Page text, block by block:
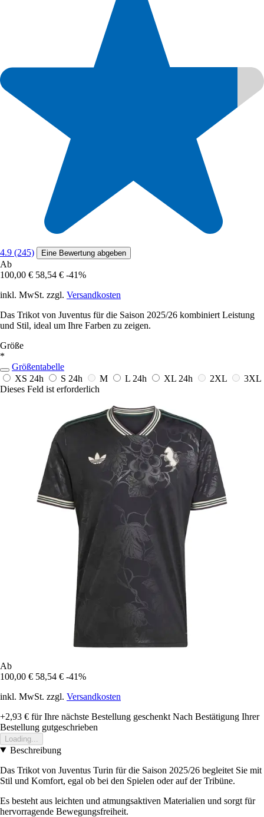
4.9 (245) Eine Bewertung abgeben
Ab
100,00 € 58,54 € -41%
inkl. MwSt. zzgl. Versandkosten
Das Trikot von Juventus für die Saison 2025/26 kombiniert Leistung
und Stil, ideal um Ihre Farben zu zeigen.
Größe
*
Größentabelle
XS 24h S 24h M L 24h XL 24h 2XL
3XL
Dieses Feld ist erforderlich
Ab
100,00 € 58,54 € -41%
inkl. MwSt. zzgl. Versandkosten
+2,93 € für Ihre nächste Bestellung geschenkt Nach Bestätigung Ihrer
Bestellung gutgeschrieben
Loading...
Beschreibung
Das Trikot von Juventus Turin für die Saison 2025/26 begleitet Sie mit
Stil und Komfort, egal ob bei den Spielen oder auf der Tribüne.
Es besteht aus leichten und atmungsaktiven Materialien und sorgt für
hervorragende Bewegungsfreiheit.